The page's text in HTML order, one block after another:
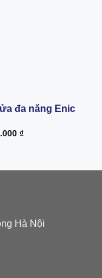
đa năng Enic
₫
Hà Nội